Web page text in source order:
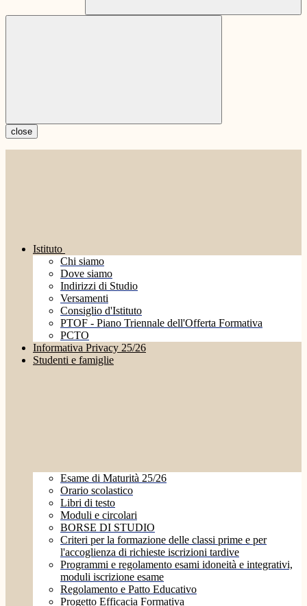
close
Istituto
Chi siamo
Dove siamo
Indirizzi di Studio
Versamenti
Consiglio d'Istituto
PTOF - Piano Triennale dell'Offerta Formativa
PCTO
Informativa Privacy 25/26
Studenti e famiglie
Esame di Maturità 25/26
Orario scolastico
Libri di testo
Moduli e circolari
BORSE DI STUDIO
Criteri per la formazione delle classi prime e per
l'accoglienza di richieste iscrizioni tardive
Programmi e regolamento esami idoneità e integrativi,
moduli iscrizione esame
Regolamento e Patto Educativo
Progetto Efficacia Formativa